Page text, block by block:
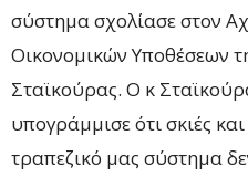
σύστημα σχολίασε στον
Οικονομικών Υποθέσεων
Σταϊκούρας. Ο κ
υπογράμμισε ότι σκιές
τραπεζικό μας σύστημα